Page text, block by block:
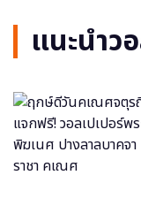
แนะนำว